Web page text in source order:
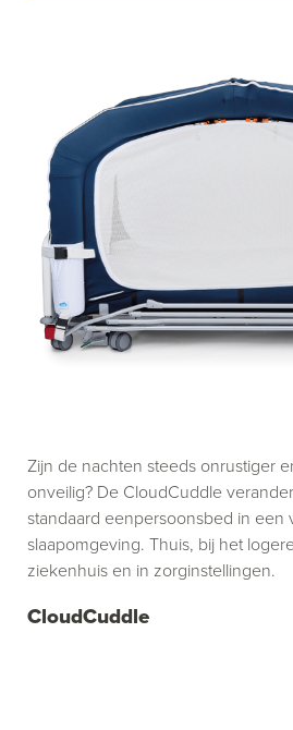
CloudCuddle
Zijn de nachten steeds onrustiger
onveilig? De CloudCuddle
standaard eenpersoonsbed in een
slaapomgeving. Thuis, bij het
ziekenhuis en in zorginstellingen.